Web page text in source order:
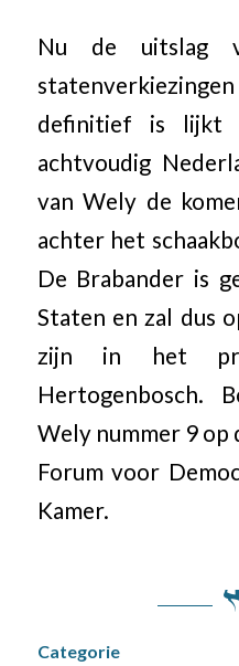
Nu de uitslag
definitief is lijkt
achtvoudig
van Wely de
achter het
De Brabander is
Staten en zal dus
zijn in het
Hertogenbosch.
Wely nummer 9 op
Forum voor
Kamer.
Categorie